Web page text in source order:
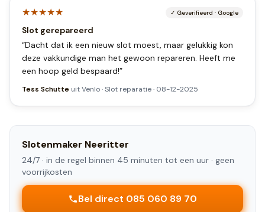
★★★★★ ✓ Geverifieerd · Google
Slot gerepareerd
“Dacht dat ik een nieuw slot moest, maar gelukkig kon
deze vakkundige man het gewoon repareren. Heeft me
een hoop geld bespaard!”
Tess Schutte uitVenlo·Slot reparatie· 08-12-2025
Slotenmaker Neeritter
24/7 · in de regel binnen 45 minuten tot een uur · geen
voorrijkosten
Bel direct 085 060 89 70